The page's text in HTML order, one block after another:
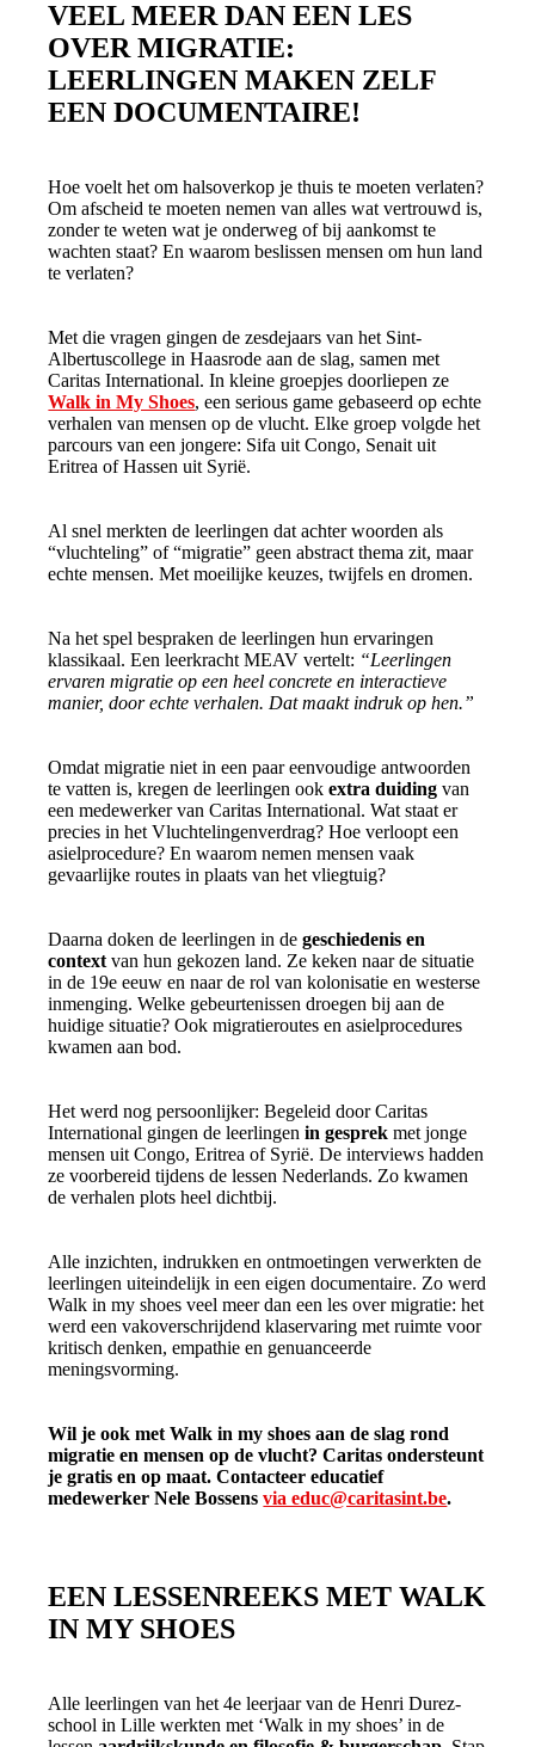
VEEL MEER DAN EEN LES
OVER MIGRATIE:
LEERLINGEN MAKEN ZELF
EEN DOCUMENTAIRE!
Hoe voelt het om halsoverkop je thuis te moeten verlaten?
Om afscheid te moeten nemen van alles wat vertrouwd is,
zonder te weten wat je onderweg of bij aankomst te
wachten staat? En waarom beslissen mensen om hun land
te verlaten?
Met die vragen gingen de zesdejaars van het Sint-
Albertuscollege in Haasrode aan de slag, samen met
Caritas International. In kleine groepjes doorliepen ze
Walk in My Shoes, een serious game gebaseerd op echte
verhalen van mensen op de vlucht. Elke groep volgde het
parcours van een jongere: Sifa uit Congo, Senait uit
Eritrea of Hassen uit Syrië.
Al snel merkten de leerlingen dat achter woorden als
“vluchteling” of “migratie” geen abstract thema zit, maar
echte mensen. Met moeilijke keuzes, twijfels en dromen.
Na het spel bespraken de leerlingen hun ervaringen
klassikaal. Een leerkracht MEAV vertelt: “Leerlingen
ervaren migratie op een heel concrete en interactieve
manier, door echte verhalen. Dat maakt indruk op hen.”
Omdat migratie niet in een paar eenvoudige antwoorden
te vatten is, kregen de leerlingen ookextra duidingvan
een medewerker van Caritas International. Wat staat er
precies in het Vluchtelingenverdrag? Hoe verloopt een
asielprocedure? En waarom nemen mensen vaak
gevaarlijke routes in plaats van het vliegtuig?
Daarna doken de leerlingen in de geschiedenis en
contextvan hun gekozen land. Ze keken naar de situatie
in de 19e eeuw en naar de rol van kolonisatie en westerse
inmenging. Welke gebeurtenissen droegen bij aan de
huidige situatie? Ook migratieroutes en asielprocedures
kwamen aan bod.
Het werd nog persoonlijker: Begeleid door Caritas
International gingen de leerlingenin gesprekmet jonge
mensen uit Congo, Eritrea of Syrië. De interviews hadden
ze voorbereid tijdens de lessen Nederlands. Zo kwamen
de verhalen plots heel dichtbij.
Alle inzichten, indrukken en ontmoetingen verwerkten de
leerlingen uiteindelijk in een eigen documentaire. Zo werd
Walk in my shoes veel meer dan een les over migratie: het
werd een vakoverschrijdend klaservaring met ruimte voor
kritisch denken, empathie en genuanceerde
meningsvorming.
Wil je ook met Walk in my shoes aan de slag rond
migratie en mensen op de vlucht? Caritas ondersteunt
je gratis en op maat. Contacteer educatief
medewerker Nele Bossensvia educ@caritasint.be.
EEN LESSENREEKS MET WALK
IN MY SHOES
Alle leerlingen van het 4e leerjaar van de Henri Durez-
school in Lille werkten met ‘Walk in my shoes’ in de